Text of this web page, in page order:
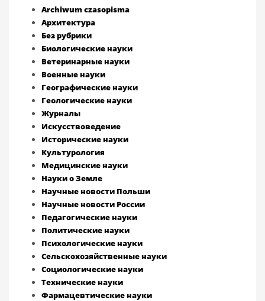
Archiwum czasopisma
Архитектура
Без рубрики
Биологические науки
Ветеринарные науки
Военные науки
Географические науки
Геологические науки
Журналы
Искусствоведение
Исторические науки
Культурология
Медицинские науки
Науки о Земле
Научные новости Польши
Научные новости России
Педагогические науки
Политические науки
Психологические науки
Сельскохозяйственные науки
Социологические науки
Технические науки
Фармацевтические науки